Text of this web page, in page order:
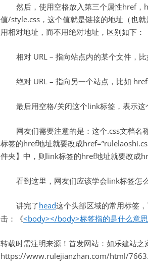
然后，使用空格放入第三个属性href
值/style.css，这个值就是链接的地址（也
用相对地址，而不用绝对地址，区别如下：
相对 URL – 指向站点内的某个文件，
绝对 URL – 指向另一个站点，比如
最后用空格/关闭这个link标签，表示这
网友们需要注意的是：这个.css文档
标签的href地址就要改成
件夹】中，则link标签的href地址就要改成
看到这里，网友们应该学会link标签怎
讲完了head这个头部区域的常用标签
击：《<body></body>标签指的是什么意思
转载时需注明来源！首发网站：如乐建站之
https://www.rulejianzhan.com/html/